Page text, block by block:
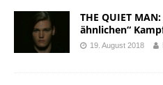
THE QUIET
ähnlichen“
19. August 2018